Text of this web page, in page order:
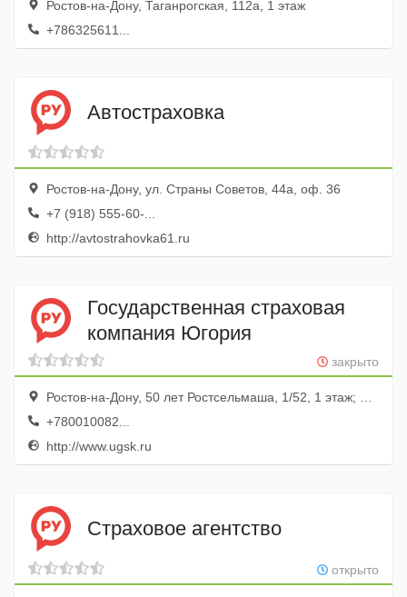
Ростов-на-Дону, Таганрогская, 112а, 1 этаж
+786325611...
Автостраховка
Ростов-на-Дону, ул. Страны Советов, 44а, оф. 36
+7 (918) 555-60-...
http://avtostrahovka61.ru
Государственная страховая
компания Югория
закрыто
Ростов-на-Дону, 50 лет Ростсельмаша, 1/52, 1 этаж; БЦ Поиск
+780010082...
http://www.ugsk.ru
Страховое агентство
открыто